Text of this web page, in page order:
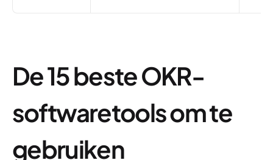
De 15 beste OKR-
softwaretools om te
gebruiken